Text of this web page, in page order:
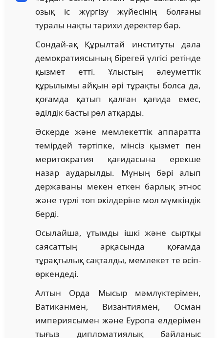
озық іс жүргізу жүйесінің болғаны
туралы нақты тарихи деректер бар.
Сондай-ақ Құрылтай институты дала
демократиясының бірегей үлгісі ретінде
қызмет етті. Ұлыстың әлеуметтік
құрылымы айқын әрі тұрақты болса да,
қоғамда қатып қалған қағида емес,
әділдік басты рөл атқарды.
Әскерде және мемлекеттік аппаратта
темірдей тәртіпке, мінсіз қызмет пен
меритократия қағидасына ерекше
назар аударылды. Мұның бәрі алып
державаны мекен еткен барлық этнос
және түрлі топ өкілдеріне мол мүмкіндік
берді.
Осылайша, ұтымды ішкі және сыртқы
саясаттың арқасында қоғамда
тұрақтылық сақталды, мемлекет те өсіп-
өркендеді.
Алтын Орда Мысыр мәмлүктерімен,
Ватиканмен, Византиямен, Осман
империясымен және Еуропа елдерімен
тығыз дипломатиялық байланыс